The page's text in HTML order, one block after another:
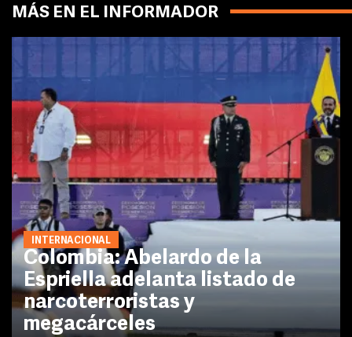
MÁS EN EL INFORMADOR
INTERNACIONAL
Colombia: Abelardo de la
Espriella adelanta listado de
narcoterroristas y
megacárceles